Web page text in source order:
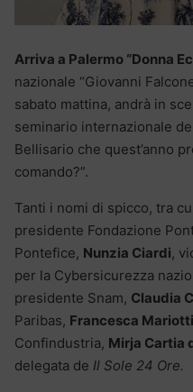
Arriva a Palermo “Donna
nazionale “Giovanni
sabato mattina, andrà in
seminario internazionale
Bellisario che quest’anno
comando?”.
Tanti i nomi di spicco, tra
presidente Fondazione
Pontefice, Nunzia Ciardi,
per la Cybersicurezza
presidente Snam, Claudia
Paribas, Francesca Mariotti
Confindustria, Mirja Cartia
delegata de Il Sole 24 Ore.